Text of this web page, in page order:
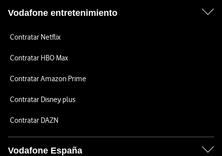
Vodafone entretenimiento
Contratar Netflix
Contratar HBO Max
Contratar Amazon Prime
Contratar Disney plus
Contratar DAZN
Vodafone España